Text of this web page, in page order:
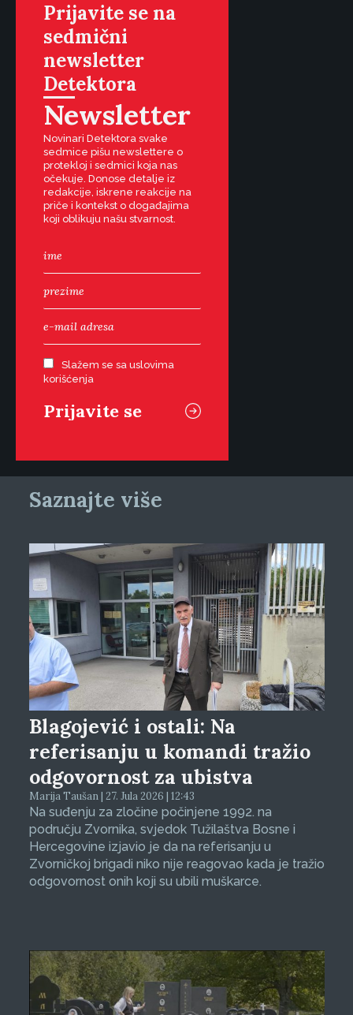
Prijavite se na
sedmični
newsletter
Detektora
Newsletter
Novinari Detektora svake
sedmice pišu newslettere o
protekloj i sedmici koja nas
očekuje. Donose detalje iz
redakcije, iskrene reakcije na
priče i kontekst o događajima
koji oblikuju našu stvarnost.
Slažem se sa uslovima
korišćenja
Saznajte više
Blagojević i ostali: Na
referisanju u komandi tražio
odgovornost za ubistva
Marija Taušan | 27. Jula 2026 | 12:43
Na suđenju za zločine počinjene 1992. na
području Zvornika, svjedok Tužilaštva Bosne i
Hercegovine izjavio je da na referisanju u
Zvorničkoj brigadi niko nije reagovao kada je tražio
odgovornost onih koji su ubili muškarce.